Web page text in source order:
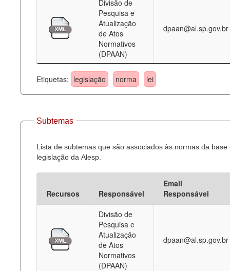
Divisão de
Pesquisa e
Atualização
de Atos
Normativos
(DPAAN)
dpaan@al.sp.gov.br
Etiquetas: legislação norma lei
Subtemas
Lista de subtemas que são associados às normas da base
legislação da Alesp.
Recursos Responsável
Email
Responsável
Divisão de
Pesquisa e
Atualização
de Atos
Normativos
(DPAAN)
dpaan@al.sp.gov.br